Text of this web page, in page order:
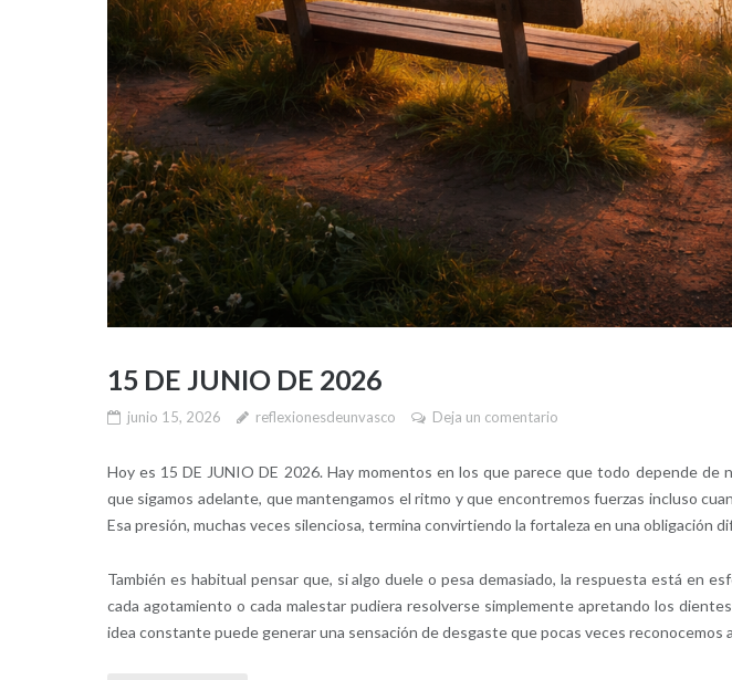
15 DE JUNIO DE 2026
junio 15, 2026 reflexionesdeunvasco Deja un comentario
Hoy es 15 DE JUNIO DE 2026. Hay momentos en los que parece que todo depende de
que sigamos adelante, que mantengamos el ritmo y que encontremos fuerzas incluso
Esa presión, muchas veces silenciosa, termina convirtiendo la fortaleza en una obligación
También es habitual pensar que, si algo duele o pesa demasiado, la respuesta está en
cada agotamiento o cada malestar pudiera resolverse simplemente apretando los
idea constante puede generar una sensación de desgaste que pocas veces reconocemos